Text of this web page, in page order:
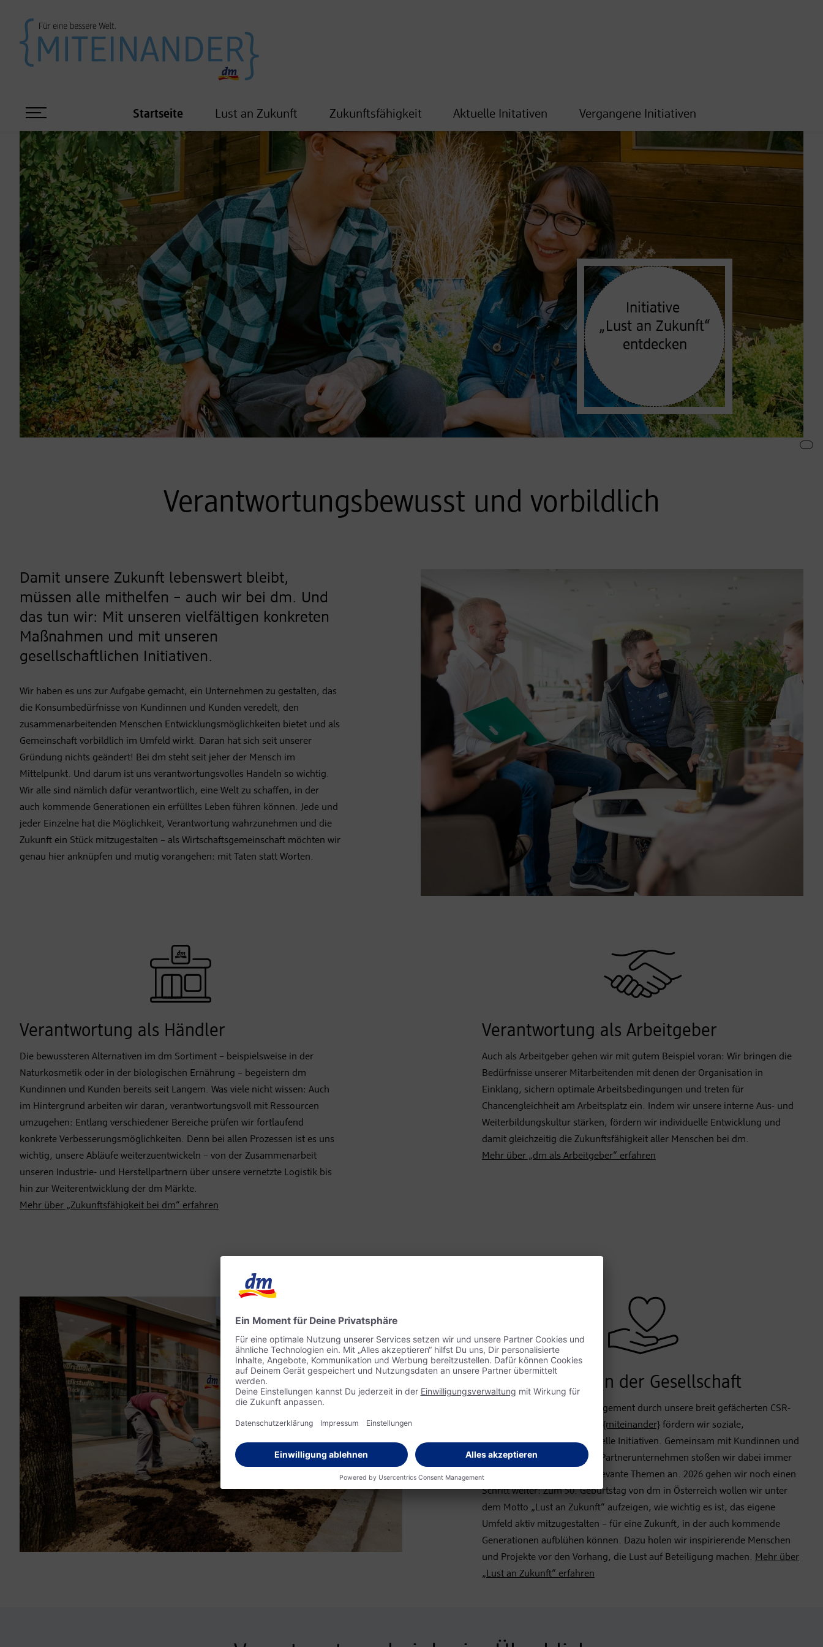
Startseite Lust an Zukunft Zukunftsfähigkeit Aktuelle Initativen Vergangene Initiativen
Initiative
„Lust an Zukunft“
entdecken
Verantwortungsbewusst und vorbildlich
Damit unsere Zukunft lebenswert bleibt,
müssen alle mithelfen – auch wir bei dm. Und
das tun wir: Mit unseren vielfältigen konkreten
Maßnahmen und mit unseren
gesellschaftlichen Initiativen.
Wir haben es uns zur Aufgabe gemacht, ein Unternehmen zu gestalten, das
die Konsumbedürfnisse von Kundinnen und Kunden veredelt, den
zusammenarbeitenden Menschen Entwicklungsmöglichkeiten bietet und als
Gemeinschaft vorbildlich im Umfeld wirkt. Daran hat sich seit unserer
Gründung nichts geändert! Bei dm steht seit jeher der Mensch im
Mittelpunkt. Und darum ist uns verantwortungsvolles Handeln so wichtig.
Wir alle sind nämlich dafür verantwortlich, eine Welt zu schaffen, in der
auch kommende Generationen ein erfülltes Leben führen können. Jede und
jeder Einzelne hat die Möglichkeit, Verantwortung wahrzunehmen und die
Zukunft ein Stück mitzugestalten – als Wirtschaftsgemeinschaft möchten wir
genau hier anknüpfen und mutig vorangehen: mit Taten statt Worten.
Verantwortung als Händler
Die bewussteren Alternativen im dm Sortiment – beispielsweise in der
Naturkosmetik oder in der biologischen Ernährung – begeistern dm
Kundinnen und Kunden bereits seit Langem. Was viele nicht wissen: Auch
im Hintergrund arbeiten wir daran, verantwortungsvoll mit Ressourcen
umzugehen: Entlang verschiedener Bereiche prüfen wir fortlaufend
konkrete Verbesserungsmöglichkeiten. Denn bei allen Prozessen ist es uns
wichtig, unsere Abläufe weiterzuentwickeln – von der Zusammenarbeit
unseren Industrie- und Herstellpartnern über unsere vernetzte Logistik bis
hin zur Weiterentwicklung der dm Märkte.
Mehr über „Zukunftsfähigkeit bei dm“ erfahren
Verantwortung als Arbeitgeber
Auch als Arbeitgeber gehen wir mit gutem Beispiel voran: Wir bringen die
Bedürfnisse unserer Mitarbeitenden mit denen der Organisation in
Einklang, sichern optimale Arbeitsbedingungen und treten für
Chancengleichheit am Arbeitsplatz ein. Indem wir unsere interne Aus- und
Weiterbildungskultur stärken, fördern wir individuelle Entwicklung und
damit gleichzeitig die Zukunftsfähigkeit aller Menschen bei dm.
Mehr über „dm als Arbeitgeber“ erfahren
Verantwortung in der Gesellschaft
Abgerundet wird unser Engagement durch unsere breit gefächerten CSR-
{miteinander} fördern wir soziale,
umweltbezogene und kulturelle Initiativen. Gemeinsam mit Kundinnen und
Kunden sowie verlässlichen Partnerunternehmen stoßen wir dabei immer
wieder neue gesellschaftsrelevante Themen an. 2026 gehen wir noch einen
Schritt weiter: Zum 50. Geburtstag von dm in Österreich wollen wir unter
dem Motto „Lust an Zukunft“ aufzeigen, wie wichtig es ist, das eigene
Umfeld aktiv mitzugestalten – für eine Zukunft, in der auch kommende
Generationen aufblühen können. Dazu holen wir inspirierende Menschen
und Projekte vor den Vorhang, die Lust auf Beteiligung machen. Mehr über
„Lust an Zukunft“ erfahren